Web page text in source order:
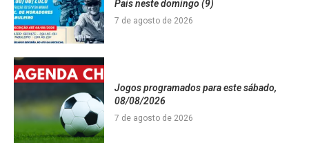
Pais neste domingo (9)
7 de agosto de 2026
Jogos programados para este sábado,
08/08/2026
7 de agosto de 2026